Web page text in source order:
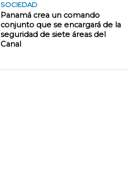
SOCIEDAD
Panamá crea un comando
conjunto que se encargará de la
seguridad de siete áreas del
Canal